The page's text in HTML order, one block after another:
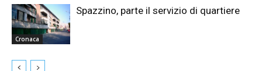
Cronaca
Spazzino, parte il servizio di quartiere